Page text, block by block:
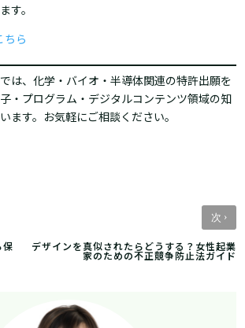
す。
ちら
では、化学・バイオ・半導体関連の特許出願を
・プログラム・デジタルコンテンツ領域の知
ます。お気軽にご相談ください。
保
次 ›
デザインを真似されたらどうする？女性起業
家のための不正競争防止法ガイド